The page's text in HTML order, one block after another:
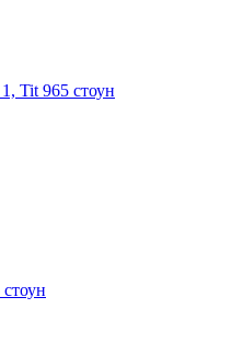
Tit 965 стоун